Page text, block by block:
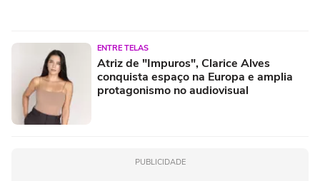
ENTRE TELAS
Atriz de "Impuros", Clarice Alves
conquista espaço na Europa e amplia
protagonismo no audiovisual
PUBLICIDADE